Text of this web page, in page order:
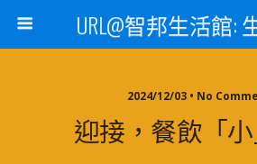
URL@智邦生活館:
2024/12/03 • No
迎接，餐飲「